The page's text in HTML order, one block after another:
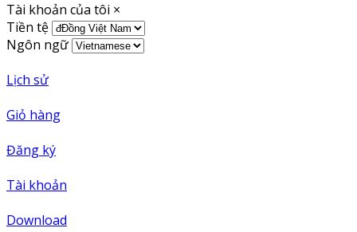
Tài khoản của tôi ×
Tiền tệ
Ngôn ngữ
Lịch sử
Giỏ hàng
Đăng ký
Tài khoản
Download